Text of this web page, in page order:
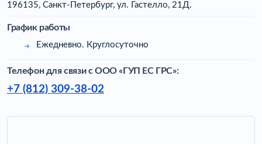
196135, Санкт-Петербург, ул. Гастелло, 21Д.
График работы
Ежедневно. Круглосуточно
Телефон для связи c ООО «ГУП ЕС ГРС»:
+7 (812) 309-38-02